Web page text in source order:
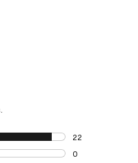
22
22 reviews with
0